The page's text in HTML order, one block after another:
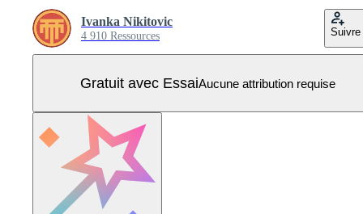
Ivanka Nikitovic
4 910 Ressources Suivre
Gratuit avec EssaiAucune attribution requise